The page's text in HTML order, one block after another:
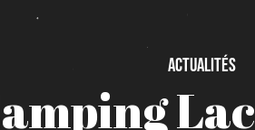
Actualités
Lac